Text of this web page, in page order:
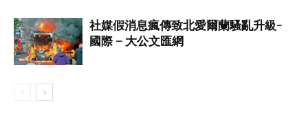
社媒假消息瘋傳致北愛爾蘭騷亂升級-
國際 – 大公文匯網